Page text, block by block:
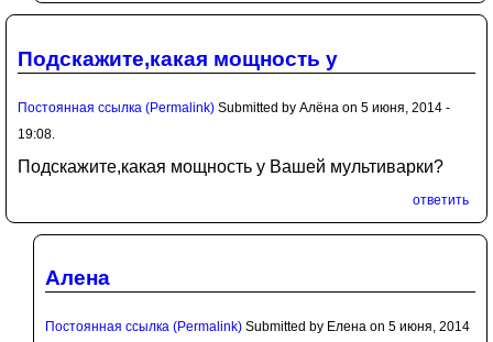
Подскажите,какая мощность у
Постоянная ссылка (Permalink) Submitted by Алёна on 5 июня, 2014 -
19:08.
Подскажите,какая мощность у Вашей мультиварки?
ответить
Алена
Постоянная ссылка (Permalink) Submitted by Елена on 5 июня, 2014